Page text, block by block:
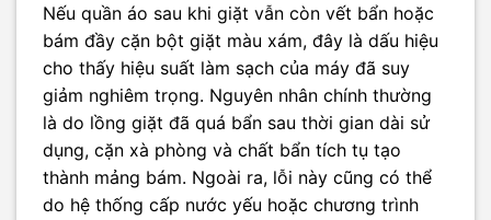
Nếu quần áo sau khi giặt vẫn còn vết bẩn hoặc
bám đầy cặn bột giặt màu xám, đây là dấu hiệu
cho thấy hiệu suất làm sạch của máy đã suy
giảm nghiêm trọng. Nguyên nhân chính thường
là do lồng giặt đã quá bẩn sau thời gian dài sử
dụng, cặn xà phòng và chất bẩn tích tụ tạo
thành mảng bám. Ngoài ra, lỗi này cũng có thể
do hệ thống cấp nước yếu hoặc chương trình